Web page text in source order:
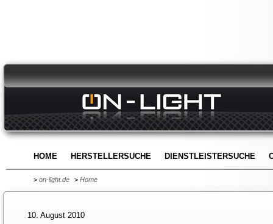
HOME HERSTELLERSUCHE DIENSTLEISTERSUCHE
> on-light.de > Home
10. August 2010